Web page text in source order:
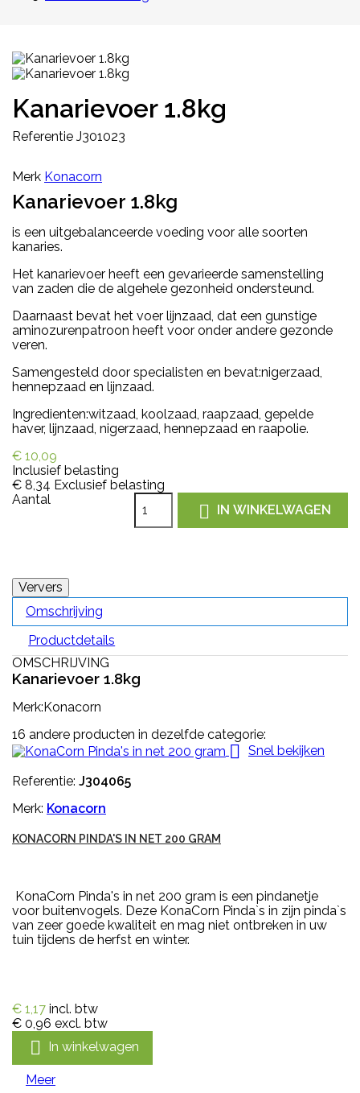
Kanarievoer 1.8kg
Referentie J301023
Merk Konacorn
Kanarievoer 1.8kg
is een uitgebalanceerde voeding voor alle soorten
kanaries.
Het kanarievoer heeft een gevarieerde samenstelling
van zaden die de algehele gezonheid ondersteund.
Daarnaast bevat het voer lijnzaad, dat een gunstige
aminozurenpatroon heeft voor onder andere gezonde
veren.
Samengesteld door specialisten en bevat:nigerzaad,
hennepzaad en lijnzaad.
Ingredienten:witzaad, koolzaad, raapzaad, gepelde
haver, lijnzaad, nigerzaad, hennepzaad en raapolie.
€ 10,09
Inclusief belasting
€ 8,34 Exclusief belasting
Aantal
 IN WINKELWAGEN
Omschrijving
Productdetails
OMSCHRIJVING
Kanarievoer 1.8kg
Merk:Konacorn
16 andere producten in dezelfde categorie:
 Snel bekijken
Referentie: J304065
Merk: Konacorn
KONACORN PINDA'S IN NET 200 GRAM
KonaCorn Pinda's in net 200 gram is een pindanetje
voor buitenvogels. Deze KonaCorn Pinda`s in zijn pinda`s
van zeer goede kwaliteit en mag niet ontbreken in uw
tuin tijdens de herfst en winter.
€ 1,17 incl. btw
€ 0,96 excl. btw
 In winkelwagen
Meer